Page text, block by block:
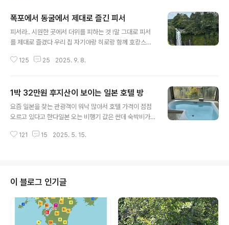
폭포에서 동굴에서 제대로 즐긴 피서
피서라.. 시원한 곳에서 더위를 피하는 것 !말 그대로 피서
를 제대로 즐겼다 우리 집 자기야랑 히로랑 함께 호캉스를
다 2.3도 기온이 낮다고는 하지만 올여름의 이 더위를 이
해 향한 곳은 야마나시현의 시라이토노 다키 白糸の滝나
혼자서도 와 보고 우리 집 자기야랑 둘이서도 와 봤지만 히
로랑 같이 온 건 처음이다물이 떨어지는 소리에 시원함을
을 오래 담그고 있을 수 없을 만큼 생각보다 너무너무 차가
125 25 2025. 9. 8.
1박 32만원 후지산이 보이는 일본 호텔 방
요즘 일본을 찾는 관광객이 워낙 많아서 호텔 가격이 점점
오르고 있다고 한다일본 오는 비행기 값은 싼데 숙박비가
같다정말 호텔비가 그렇게 올랐나...지난 주말 가와구치코(
지 알기 쉽게 가격 공개!오늘은 호텔방 소개다 문을 열고 들
어서면 긴 복도식 호텔방이 펼쳐진다오른쪽 나무 문을 열
면 꽤 큼직한 화장실이 호텔방은 문도 가구도 묵직한 목재
재질이어서 내 취향이었다 복도를 따라 들어가면 방 하나
에 침대 두개인 방이 하나 있고 그 방 옆으로또 다른 침대 2
121 15 2025. 5. 15.
이 블로그 인기글